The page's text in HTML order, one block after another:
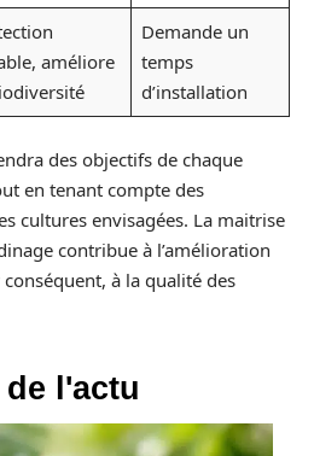
améliore
Demande un
temps
d’installation
des objectifs de chaque
en tenant compte des
cultures envisagées. La maitrise
contribue à l’amélioration
à la qualité des
l'actu